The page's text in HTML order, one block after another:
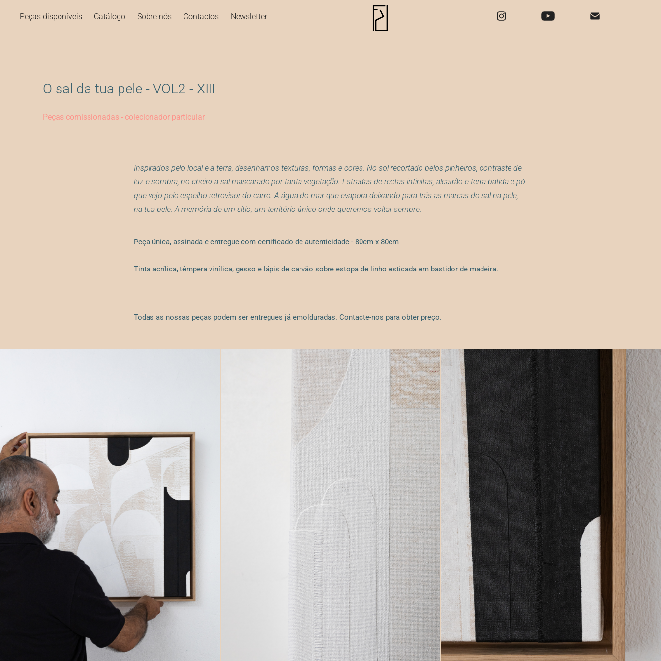
Peças disponíveis Catálogo Sobre nós Contactos Newsletter
O sal da tua pele - VOL2 - XIII
Peças comissionadas - colecionador particular
Inspirados pelo local e a terra, desenhamos texturas, formas e cores. No sol recortado pelos pinheiros, contraste de
luz e sombra, no cheiro a sal mascarado por tanta vegetação. Estradas de rectas infinitas, alcatrão e terra batida e pó
que vejo pelo espelho retrovisor do carro. A água do mar que evapora deixando para trás as marcas do sal na pele,
na tua pele. A memória de um sítio, um território único onde queremos voltar sempre.
Peça única, assinada e entregue com certificado de autenticidade - 80cm x 80cm
Tinta acrílica, têmpera vinílica, gesso e lápis de carvão sobre estopa de linho esticada em bastidor de madeira.
Todas as nossas peças podem ser entregues já emolduradas. Contacte-nos para obter preço.